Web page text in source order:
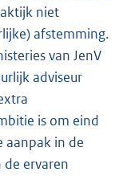
niet
afstemming.
van JenV
adviseur
is om eind
aanpak in de
de ervaren